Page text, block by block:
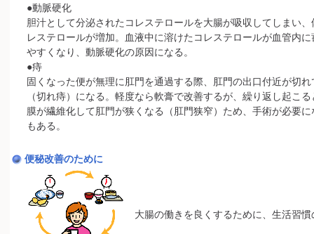
●動脈硬化
胆汁として分泌されたコレステロールを大腸が吸収してしまい、
レステロールが増加。血液中に溶けたコレステロールが血管内に
やすくなり、動脈硬化の原因になる。
●痔
固くなった便が無理に肛門を通過する際、肛門の出口付近が切れ
（切れ痔）になる。軽度なら軟膏で改善するが、繰り返し起こ
膜が繊維化して肛門が狭くなる（肛門狭窄）ため、手術が必要に
もある。
便秘改善のために
大腸の働きを良くするために、生活習慣